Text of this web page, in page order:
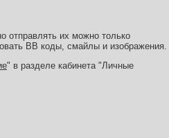
отправлять их можно только
BB коды, смайлы и изображения.
" в разделе кабинета "Личные